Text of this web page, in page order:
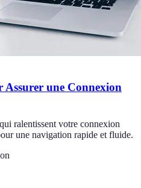
une Connexion
ralentissent votre connexion
une navigation rapide et fluide.